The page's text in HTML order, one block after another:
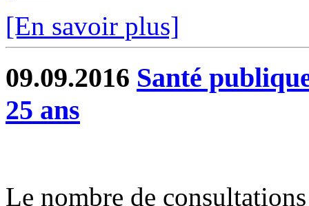
[En savoir plus]
09.09.2016 Santé
25 ans
Le nombre de